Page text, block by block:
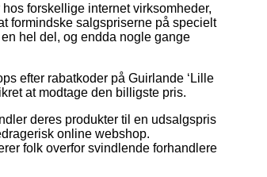
forskellige internet virksomheder,
formindske salgspriserne på specielt
hel del, og endda nogle gange
efter rabatkoder på Guirlande ‘Lille
at modtage den billigste pris.
deres produkter til en udsalgspris
online webshop.
folk overfor svindlende forhandlere